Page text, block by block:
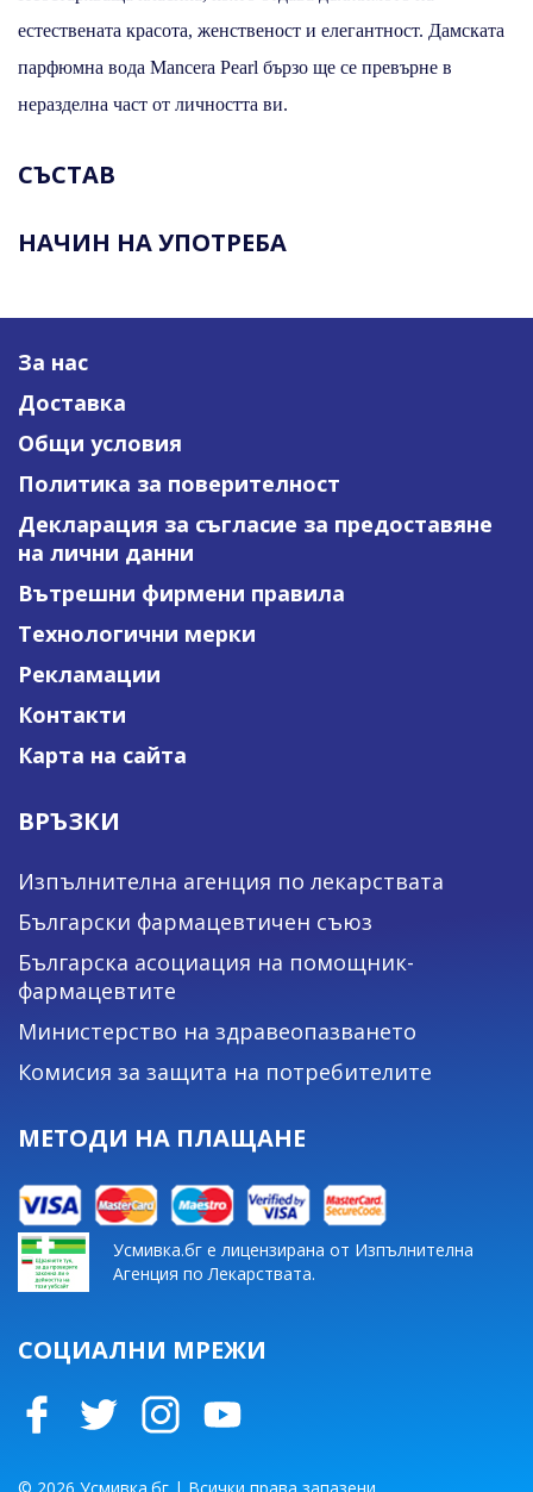
естествената красота, женственост и елегантност. Дамската
парфюмна вода Mancera Pearl бързо ще се превърне в
неразделна част от личността ви.
СЪСТАВ
НАЧИН НА УПОТРЕБА
За нас
Доставка
Общи условия
Политика за поверителност
Декларация за съгласие за предоставяне
на лични данни
Вътрешни фирмени правила
Технологични мерки
Рекламации
Контакти
Карта на сайта
ВРЪЗКИ
Изпълнителна агенция по лекарствата
Български фармацевтичен съюз
Българска асоциация на помощник-
фармацевтите
Министерство на здравеопазването
Комисия за защита на потребителите
МЕТОДИ НА ПЛАЩАНЕ
Усмивка.бг е лицензирана от Изпълнителна
Агенция по Лекарствата.
СОЦИАЛНИ МРЕЖИ